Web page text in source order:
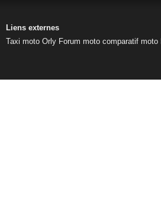
Liens externes
Taxi moto Orly Forum moto comparatif moto